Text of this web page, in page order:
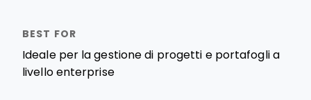
Ideale per la gestione di progetti e portafogli a
livello enterprise